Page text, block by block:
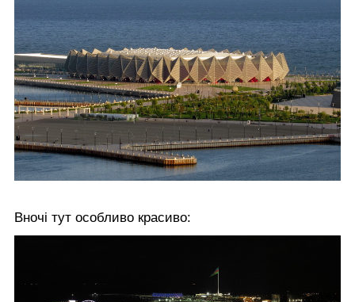
Вночі тут особливо красиво: